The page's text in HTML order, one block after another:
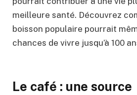
meilleure santé. Découvrez
boisson populaire pourrait
chances de vivre jusqu’à 100
Le café : une source